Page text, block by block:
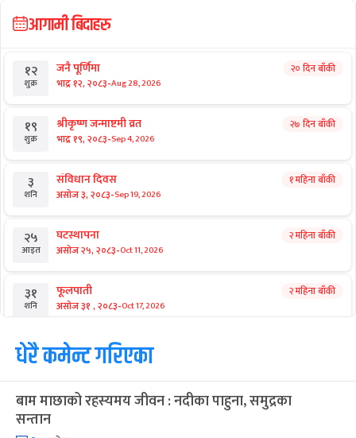
आगामी बिदाहरु
१२
शुक्र
जनै पूर्णिमा
भाद्र १२, २०८३-Aug 28, 2026
२० दिन बाँकी
१९
शुक्र
श्रीकृष्ण जन्माष्टमी व्रत
भाद्र १९, २०८३-Sep 4, 2026
२७ दिन बाँकी
३
शनि
संविधान दिवस
असोज ३, २०८३-Sep 19, 2026
१ महिना बाँकी
२५
आइत
घटस्थापना
असोज २५, २०८३-Oct 11, 2026
२ महिना बाँकी
३१
शनि
फूलपाती
असोज ३१ , २०८३-Oct 17, 2026
२ महिना बाँकी
१
आइत
कार्तिक सङ्क्रान्ति
कार्तिक १, २०८३-Oct 18, 2026
३
मंगल
महानवमी २ महिना बाँकी
धेरै कमेन्ट गरिएका
बाम माछाको रहस्यमय जीवन : नदीका पाहुना, समुद्रका
सन्तान